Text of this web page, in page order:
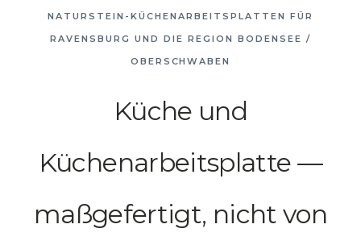
NATURSTEIN-KÜCHENARBEITSPLATTEN FÜR
RAVENSBURG UND DIE REGION BODENSEE /
OBERSCHWABEN
Küche und
Küchenarbeitsplatte —
maßgefertigt, nicht von